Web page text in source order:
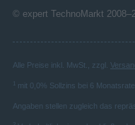
© expert TechnoMarkt
Alle Preise inkl. MwSt., zzgl.
mit 0,0% Sollzins bei 6
Angaben stellen zugleich das